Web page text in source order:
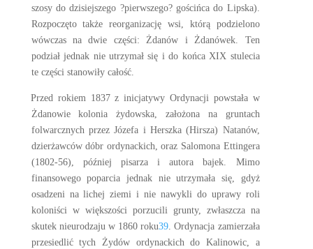
szosy do dzisiejszego ?pierwszego? gościńca do Lipska).
Rozpoczęto także reorganizację wsi, którą podzielono
wówczas na dwie części: Żdanów i Żdanówek. Ten
podział jednak nie utrzymał się i do końca XIX stulecia
te części stanowiły całość.
Przed rokiem 1837 z inicjatywy Ordynacji powstała w
Żdanowie kolonia żydowska, założona na gruntach
folwarcznych przez Józefa i Herszka (Hirsza) Natanów,
dzierżawców dóbr ordynackich, oraz Salomona Ettingera
(1802-56), później pisarza i autora bajek. Mimo
finansowego poparcia jednak nie utrzymała się, gdyż
osadzeni na lichej ziemi i nie nawykli do uprawy roli
koloniści w większości porzucili grunty, zwłaszcza na
skutek nieurodzaju w 1860 roku39. Ordynacja zamierzała
przesiedlić tych Żydów ordynackich do Kalinowic, a